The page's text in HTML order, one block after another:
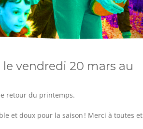
le vendredi 20 mars au
retour du printemps.
et doux pour la saison ! Merci à toutes et